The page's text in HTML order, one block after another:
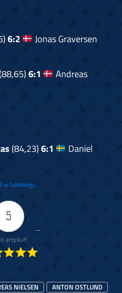
6:2
Jonas Graversen
(88,65)6:1
Andreas
(84,23)6:1
Daniel
w Göteborgu
5
artykuł!
NIELSEN
ANTON OSTLUND